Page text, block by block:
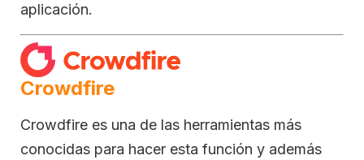
aplicación.
Crowdfire
Crowdfire es una de las herramientas más
conocidas para hacer esta función y además